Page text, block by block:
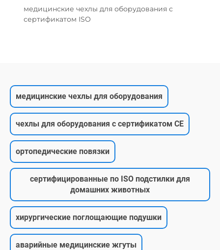
медицинские чехлы для оборудования с
сертификатом ISO
медицинские чехлы для оборудования
чехлы для оборудования с сертификатом CE
ортопедические повязки
сертифицированные по ISO подстилки для
домашних животных
хирургические поглощающие подушки
аварийные медицинские жгуты